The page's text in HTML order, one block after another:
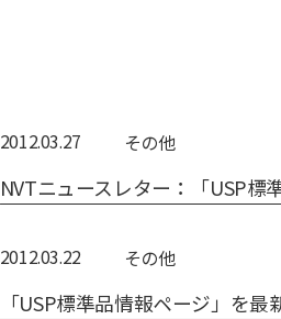
2012.03.27 その他
NVTニュースレター：「USP標
2012.03.22 その他
「USP標準品情報ページ」を最